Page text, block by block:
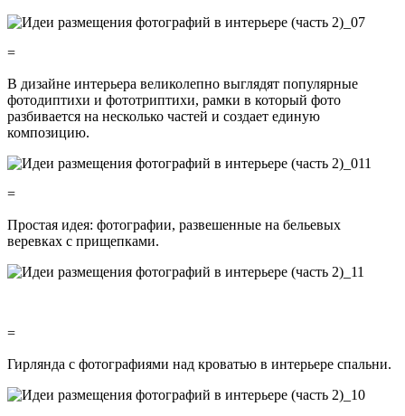
=
В дизайне интерьера великолепно выглядят популярные
фотодиптихи и фототриптихи, рамки в который фото
разбивается на несколько частей и создает единую
композицию.
=
Простая идея: фотографии, развешенные на бельевых
веревках с прищепками.
=
Гирлянда с фотографиями над кроватью в интерьере спальни.